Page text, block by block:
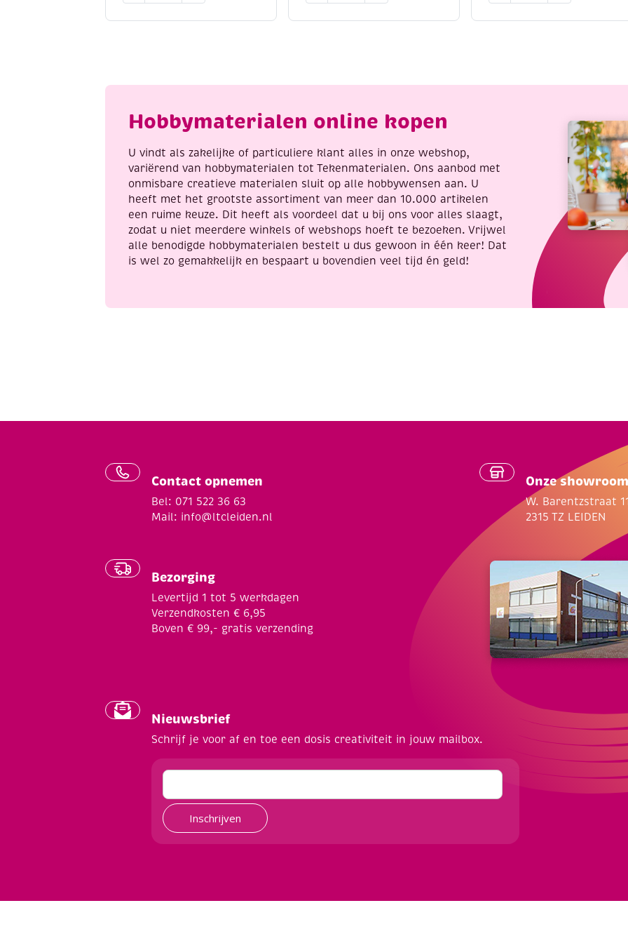
Hobbymaterialen online kopen
U vindt als zakelijke of particuliere klant alles in onze webshop,
variërend van hobbymaterialen tot Tekenmaterialen. Ons aanbod met
onmisbare creatieve materialen sluit op alle hobbywensen aan. U
heeft met het grootste assortiment van meer dan 10.000 artikelen
een ruime keuze. Dit heeft als voordeel dat u bij ons voor alles slaagt,
zodat u niet meerdere winkels of webshops hoeft te bezoeken. Vrijwel
alle benodigde hobbymaterialen bestelt u dus gewoon in één keer! Dat
is wel zo gemakkelijk en bespaart u bovendien veel tijd én geld!
Contact opnemen
Bel: 071 522 36 63
Mail: info@ltcleiden.nl
Bezorging
Levertijd 1 tot 5 werkdagen
Verzendkosten € 6,95
Boven € 99,- gratis verzending
Onze showroom
W. Barentzstraat
2315 TZ LEIDEN
Nieuwsbrief
Schrijf je voor af en toe een dosis creativiteit in jouw mailbox.
Inschrijven